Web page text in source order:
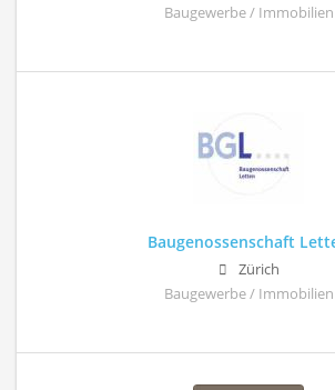
Baugewerbe / Immobilien
Baugenossenschaft
Zürich
Baugewerbe / Immobilien